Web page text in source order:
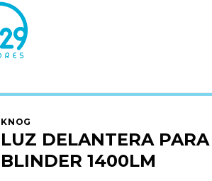
KNOG
LUZ DELANTERA
BLINDER 1400LM